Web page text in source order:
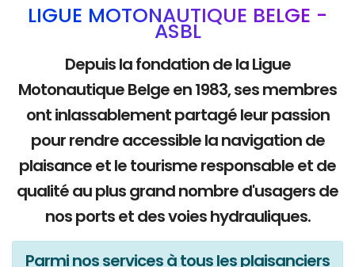
LIGUE MOTONAUTIQUE BELGE -
ASBL
Depuis la fondation de la Ligue
Motonautique Belge en 1983, ses membres
ont inlassablement partagé leur passion
pour rendre accessible la navigation de
plaisance et le tourisme responsable et de
qualité au plus grand nombre d'usagers de
nos ports et des voies hydrauliques.
Parmi nos services à tous les plaisanciers